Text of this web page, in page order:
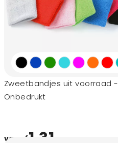
Zweetbandjes uit voorraad -
Onbedrukt
vanaf1,31